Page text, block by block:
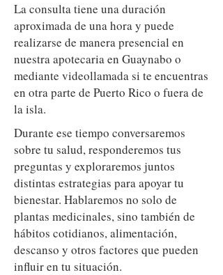
La consulta tiene una duración
aproximada de una hora y puede
realizarse de manera presencial en
nuestra apotecaria en Guaynabo o
mediante videollamada si te encuentras
en otra parte de Puerto Rico o fuera de
la isla.
Durante ese tiempo conversaremos
sobre tu salud, responderemos tus
preguntas y exploraremos juntos
distintas estrategias para apoyar tu
bienestar. Hablaremos no solo de
plantas medicinales, sino también de
hábitos cotidianos, alimentación,
descanso y otros factores que pueden
influir en tu situación.